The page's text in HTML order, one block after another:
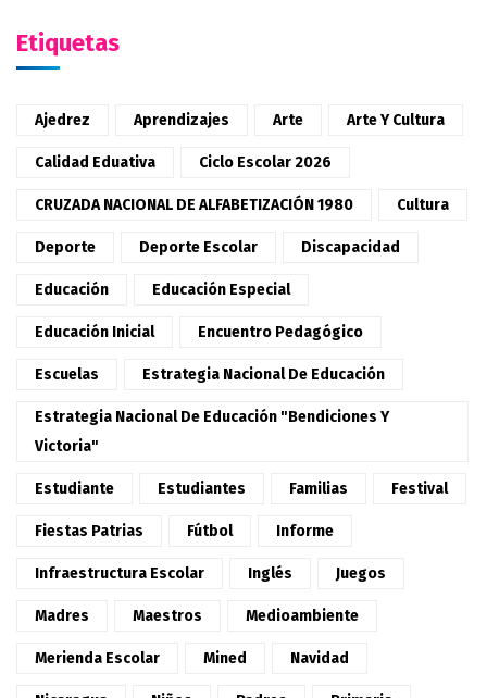
Etiquetas
Ajedrez Aprendizajes Arte Arte Y Cultura
Calidad Eduativa Ciclo Escolar 2026
CRUZADA NACIONAL DE ALFABETIZACIÓN 1980 Cultura
Deporte Deporte Escolar Discapacidad
Educación Educación Especial
Educación Inicial Encuentro Pedagógico
Escuelas Estrategia Nacional De Educación
Estrategia Nacional De Educación "Bendiciones Y
Victoria"
Estudiante Estudiantes Familias Festival
Fiestas Patrias Fútbol Informe
Infraestructura Escolar Inglés Juegos
Madres Maestros Medioambiente
Merienda Escolar Mined Navidad